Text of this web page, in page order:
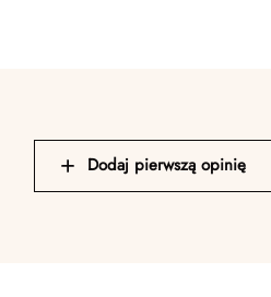
Dodaj pierwszą opinię